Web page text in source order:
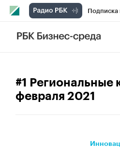
Подписка
РБК Вино
Проверка
#1 Региональные
февраля 2021